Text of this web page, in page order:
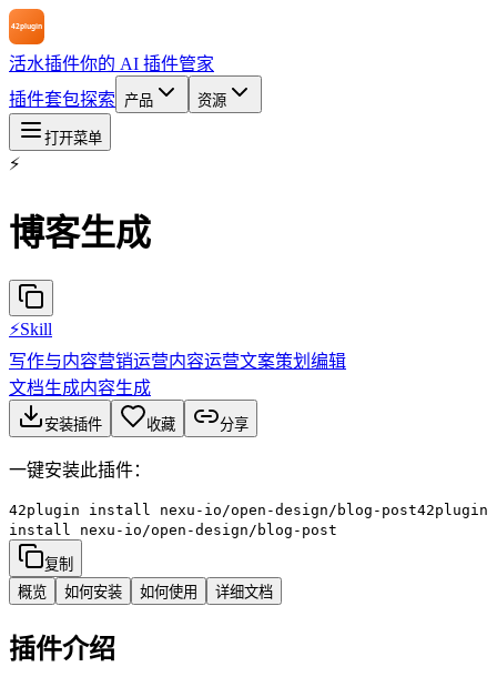
活水插件你的 AI 插件管家
插件套包探索 产品 资源
打开菜单
⚡
博客生成
⚡Skill
写作与内容营销运营内容运营文案策划 编辑
文档生成内容生成
安装插件 收藏 分享
一键安装此插件：
42plugin install nexu-io/open-design/blog-post42plugin
install nexu-io/open-design/blog-post
复制
概览
如何安装 如何使用 详细文档
插件介绍